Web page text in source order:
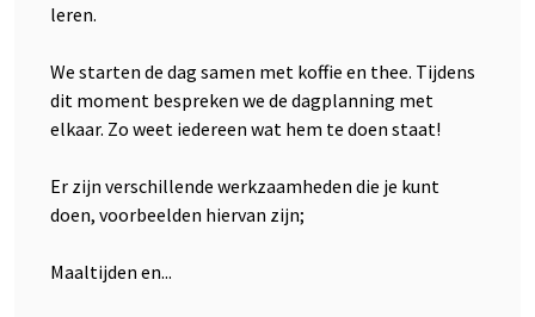
leren.
We starten de dag samen met koffie en thee. Tijdens
dit moment bespreken we de dagplanning met
elkaar. Zo weet iedereen wat hem te doen staat!
Er zijn verschillende werkzaamheden die je kunt
doen, voorbeelden hiervan zijn;
Maaltijden en...